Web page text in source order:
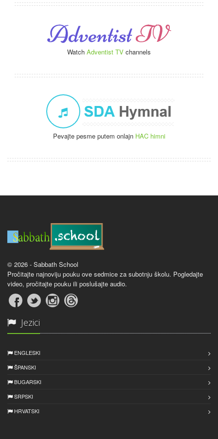
Watch Adventist TV channels
Pevajte pesme putem onlajn HAC himni
© 2026 - Sabbath School
Pročitajte najnoviju pouku ove sedmice za subotnju školu. Pogledajte
video, pročitajte pouku ili poslušajte audio.
Jezici
ENGLESKI
ŠPANSKI
BUGARSKI
SRPSKI
HRVATSKI